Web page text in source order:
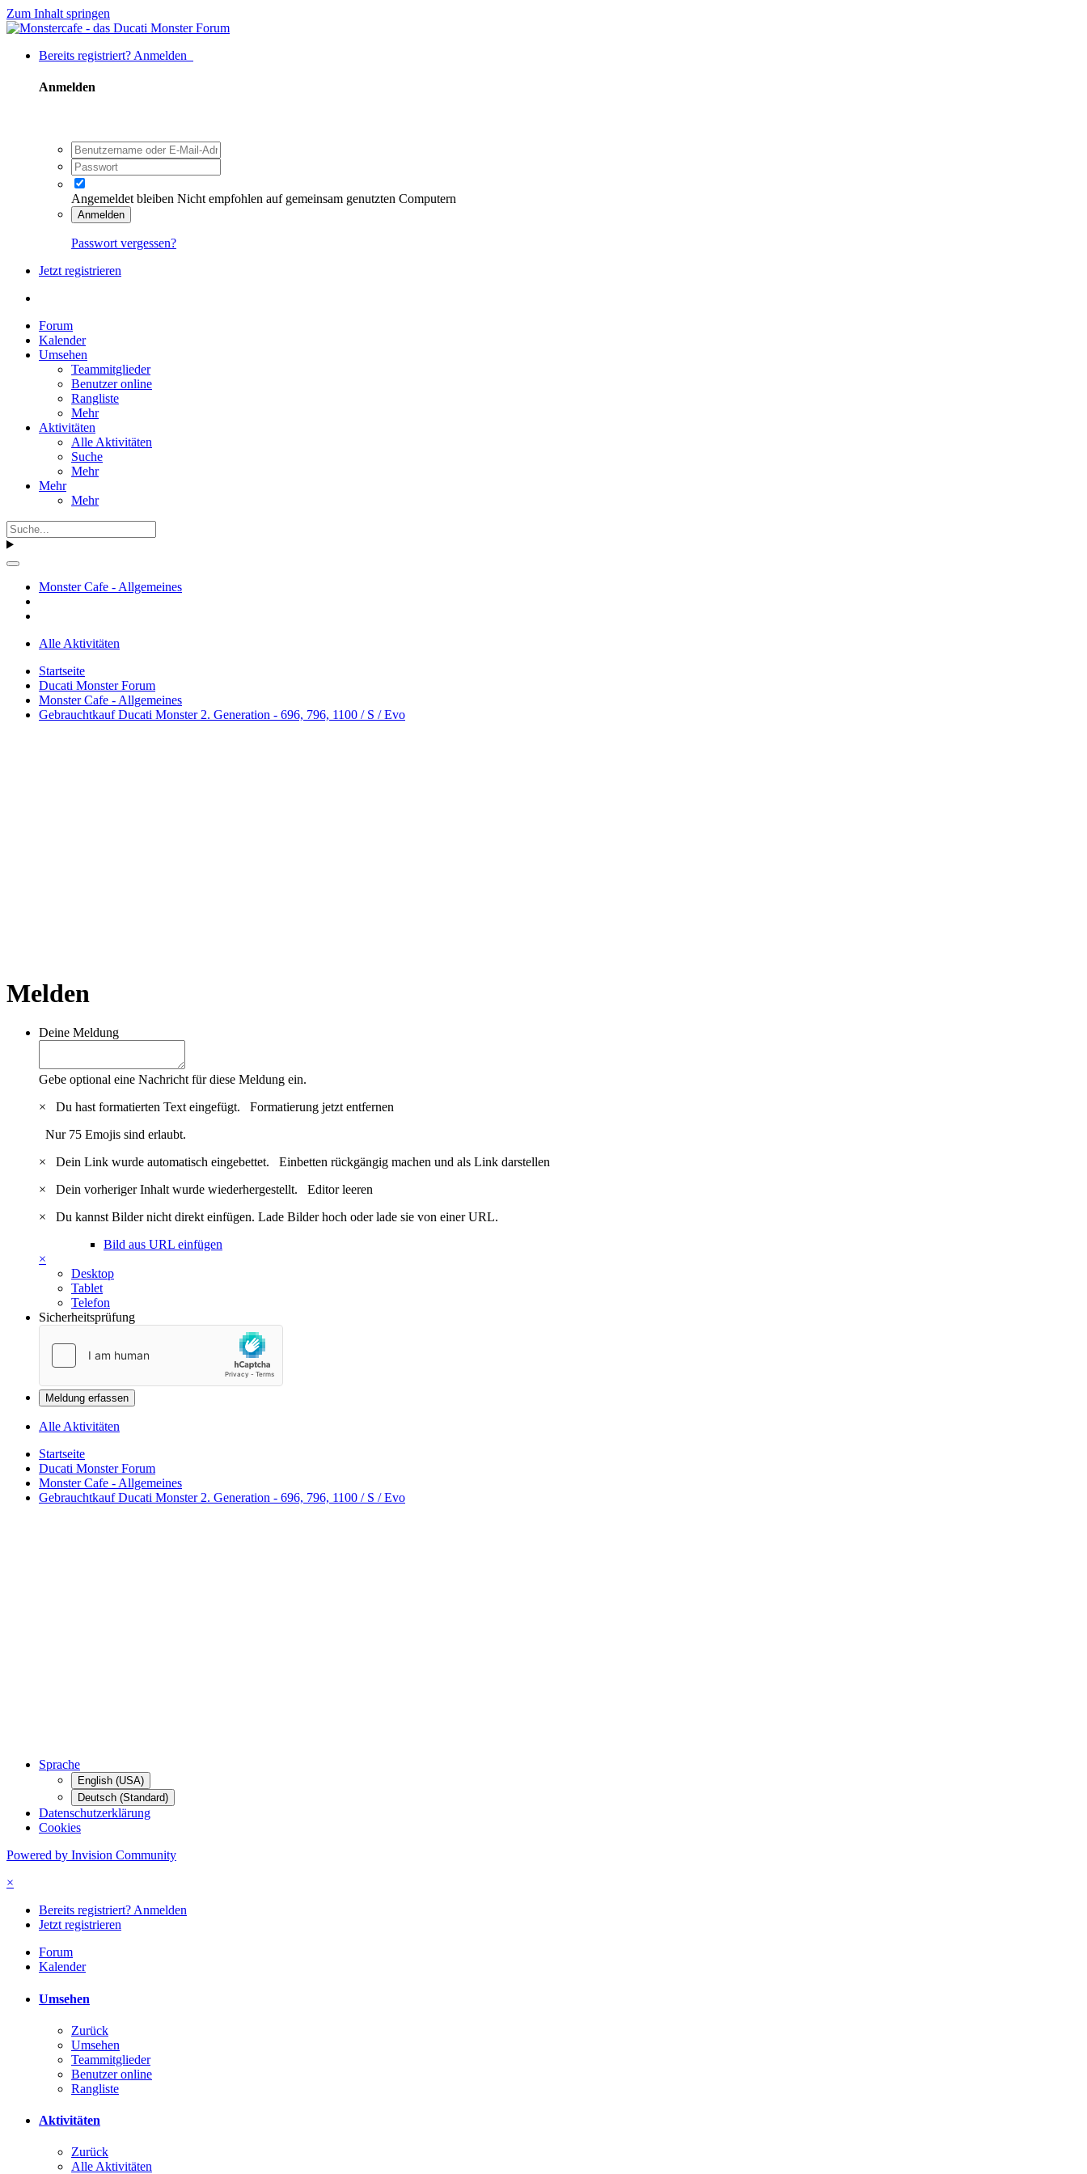
Zum Inhalt springen
Bereits registriert? Anmelden
Anmelden
Angemeldet bleiben Nicht empfohlen auf gemeinsam genutzten Computern
Anmelden
Passwort vergessen?
Jetzt registrieren
Forum
Kalender
Umsehen
Teammitglieder
Benutzer online
Rangliste
Mehr
Aktivitäten
Alle Aktivitäten
Suche
Mehr
Mehr
Mehr
Monster Cafe - Allgemeines
Alle Aktivitäten
Startseite
Ducati Monster Forum
Monster Cafe - Allgemeines
Gebrauchtkauf Ducati Monster 2. Generation - 696, 796, 1100 / S / Evo
Melden
Deine Meldung
Gebe optional eine Nachricht für diese Meldung ein.
×
Du hast formatierten Text eingefügt. Formatierung jetzt entfernen
Nur 75 Emojis sind erlaubt.
×
Dein Link wurde automatisch eingebettet. Einbetten rückgängig machen und als Link darstellen
×
Dein vorheriger Inhalt wurde wiederhergestellt. Editor leeren
×
Du kannst Bilder nicht direkt einfügen. Lade Bilder hoch oder lade sie von einer URL.
Bild aus URL einfügen
×
Desktop
Tablet
Telefon
Sicherheitsprüfung
Meldung erfassen
Alle Aktivitäten
Startseite
Ducati Monster Forum
Monster Cafe - Allgemeines
Gebrauchtkauf Ducati Monster 2. Generation - 696, 796, 1100 / S / Evo
Sprache
English (USA)
Deutsch (Standard)
Datenschutzerklärung
Cookies
Powered by Invision Community
×
Bereits registriert? Anmelden
Jetzt registrieren
Forum
Kalender
Umsehen
Zurück
Umsehen
Teammitglieder
Benutzer online
Rangliste
Aktivitäten
Zurück
Alle Aktivitäten